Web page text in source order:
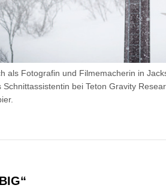
als Fotografin und Filmemacherin in
Schnittassistentin bei Teton Gravity